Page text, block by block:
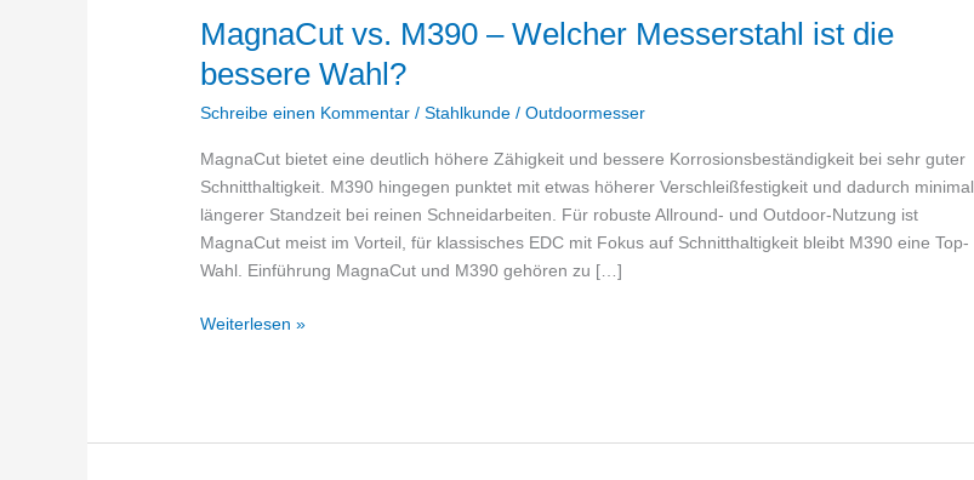
MagnaCut vs. M390 – Welcher Messerstahl ist die
bessere Wahl?
Schreibe einen Kommentar /Stahlkunde /Outdoormesser
MagnaCut bietet eine deutlich höhere Zähigkeit und bessere Korrosionsbeständigkeit bei sehr guter
Schnitthaltigkeit. M390 hingegen punktet mit etwas höherer Verschleißfestigkeit und dadurch minimal
längerer Standzeit bei reinen Schneidarbeiten. Für robuste Allround- und Outdoor-Nutzung ist
MagnaCut meist im Vorteil, für klassisches EDC mit Fokus auf Schnitthaltigkeit bleibt M390 eine Top-
Wahl. Einführung MagnaCut und M390 gehören zu […]
MagnaCut
Weiterlesen »